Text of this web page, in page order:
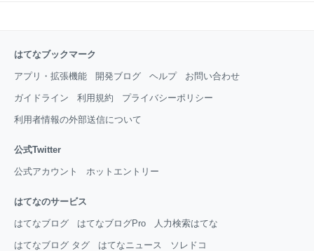
はてなブックマーク
アプリ・拡張機能 開発ブログ ヘルプ お問い合わせ
ガイドライン 利用規約 プライバシーポリシー
利用者情報の外部送信について
公式Twitter
公式アカウント ホットエントリー
はてなのサービス
はてなブログ はてなブログPro 人力検索はてな
はてなブログ タグ はてなニュース ソレドコ